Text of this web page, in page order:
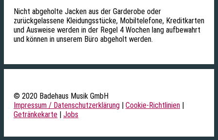
Nicht abgeholte Jacken aus der Garderobe oder
zurückgelassene Kleidungsstücke, Mobiltelefone, Kreditkarten
und Ausweise werden in der Regel 4 Wochen lang aufbewahrt
und können in unserem Büro abgeholt werden.
© 2020 Badehaus Musik GmbH
Impressum / Datenschutzerklärung
Cookie-Richtlinien
Getränkekarte
Jobs